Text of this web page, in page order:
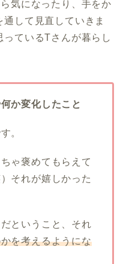
気になったり、手をか
して見直していきま
っているTさんが暮らし
か変化したこと
。
ゃ褒めてもらえて
それが嬉しかった
ということ、それ
を考えるようにな